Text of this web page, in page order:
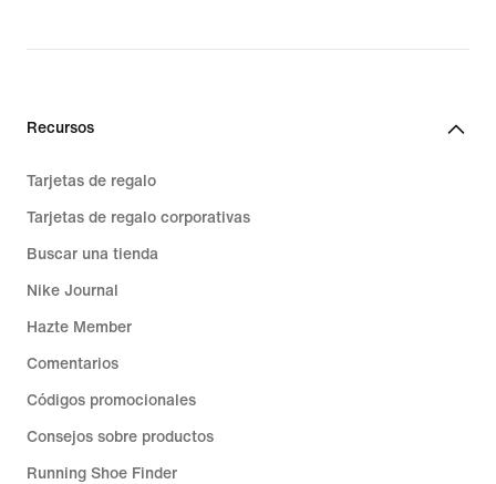
Recursos
Tarjetas de regalo
Tarjetas de regalo corporativas
Buscar una tienda
Nike Journal
Hazte Member
Comentarios
Códigos promocionales
Consejos sobre productos
Running Shoe Finder